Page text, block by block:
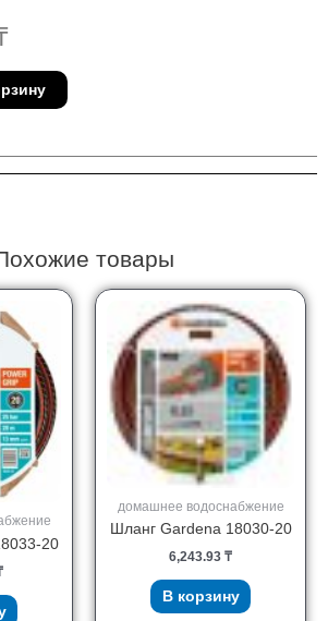
товары
20
домашнее водоснабжение
Шланг Gardena 18030-20
6,243.93 ₸
В корзину